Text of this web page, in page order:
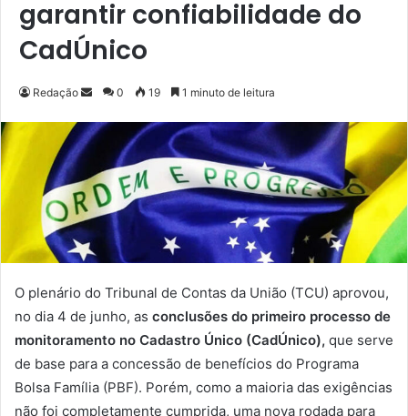
garantir confiabilidade do
CadÚnico
Redação
n
e
u
-
m
a
0 19 1 minuto de leitura
O plenário do Tribunal de Contas da União (TCU) aprovou,
no dia 4 de junho, as conclusões do primeiro processo de
monitoramento no Cadastro Único (CadÚnico), que serve
de base para a concessão de benefícios do Programa
Bolsa Família (PBF). Porém, como a maioria das exigências
não foi completamente cumprida, uma nova rodada para